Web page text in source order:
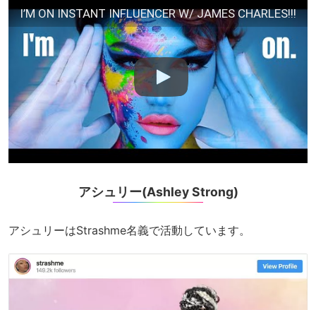
I’M ON INSTANT INFLUENCER W/ JAMES CHARLES!!!
アシュリー(Ashley Strong)
アシュリーはStrashme名義で活動しています。